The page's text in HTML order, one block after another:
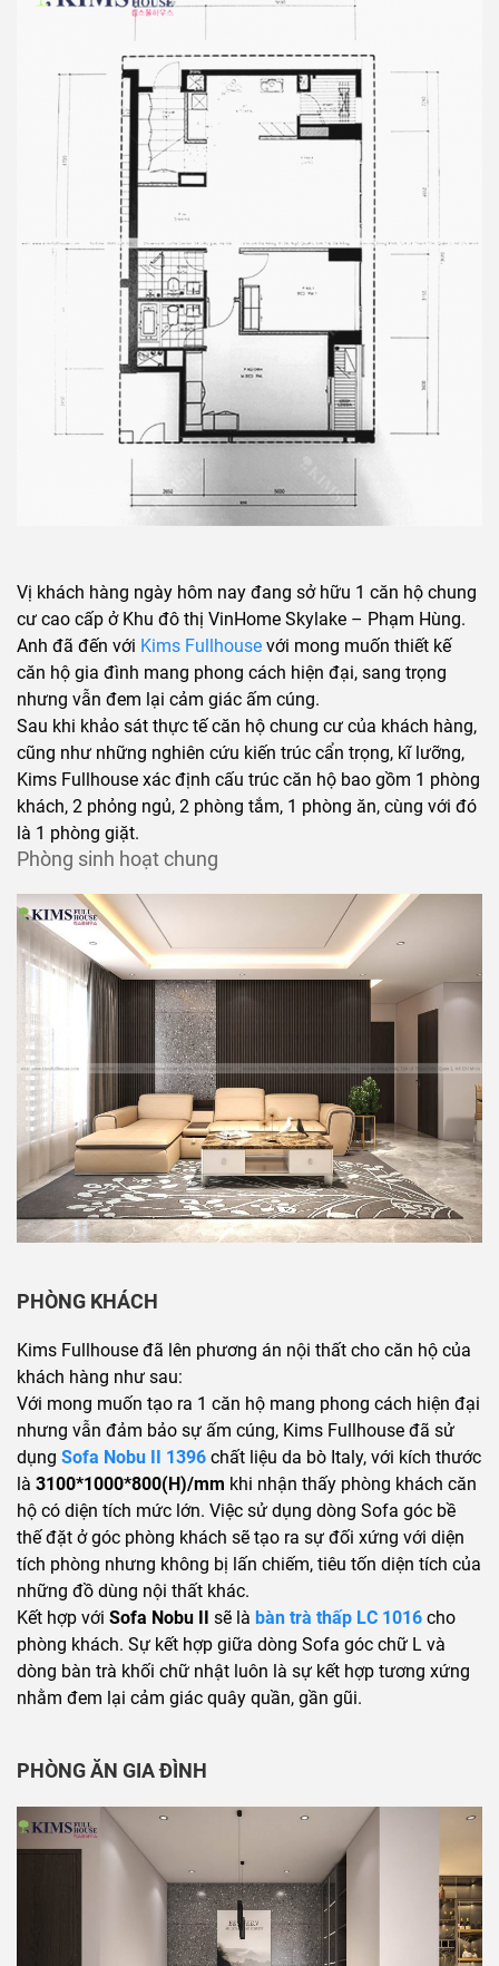
Vị khách hàng ngày hôm nay đang sở hữu 1 căn hộ chung
cư cao cấp ở Khu đô thị VinHome Skylake – Phạm Hùng.
Anh đã đến với Kims Fullhouse với mong muốn thiết kế
căn hộ gia đình mang phong cách hiện đại, sang trọng
nhưng vẫn đem lại cảm giác ấm cúng.
Sau khi khảo sát thực tế căn hộ chung cư của khách hàng,
cũng như những nghiên cứu kiến trúc cẩn trọng, kĩ lưỡng,
Kims Fullhouse xác định cấu trúc căn hộ bao gồm 1 phòng
khách, 2 phỏng ngủ, 2 phòng tắm, 1 phòng ăn, cùng với đó
là 1 phòng giặt.
Phòng sinh hoạt chung
PHÒNG KHÁCH
Kims Fullhouse đã lên phương án nội thất cho căn hộ của
khách hàng như sau:
Với mong muốn tạo ra 1 căn hộ mang phong cách hiện đại
nhưng vẫn đảm bảo sự ấm cúng, Kims Fullhouse đã sử
dụng Sofa Nobu II 1396 chất liệu da bò Italy, với kích thước
là 3100*1000*800(H)/mm khi nhận thấy phòng khách căn
hộ có diện tích mức lớn. Việc sử dụng dòng Sofa góc bề
thế đặt ở góc phòng khách sẽ tạo ra sự đối xứng với diện
tích phòng nhưng không bị lấn chiếm, tiêu tốn diện tích của
những đồ dùng nội thất khác.
Kết hợp với Sofa Nobu II sẽ là bàn trà thấp LC 1016 cho
phòng khách. Sự kết hợp giữa dòng Sofa góc chữ L và
dòng bàn trà khối chữ nhật luôn là sự kết hợp tương xứng
nhằm đem lại cảm giác quây quần, gần gũi.
PHÒNG ĂN GIA ĐÌNH